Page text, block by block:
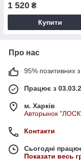
1 520 ₴
Купити
Про нас
95% позитивних з
Працює з
м. Харків
Авторынок
Контакти
Сьогодні
Показати весь